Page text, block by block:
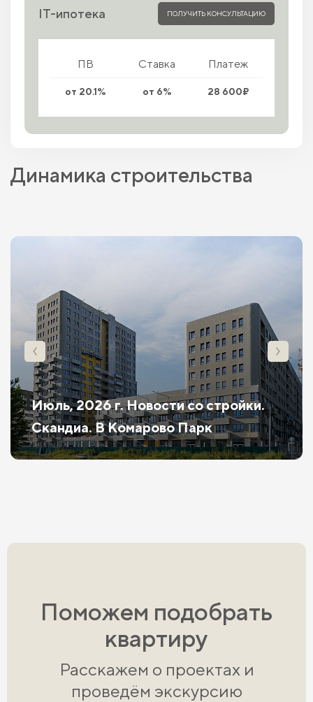
IT-ипотека ПОЛУЧИТЬ КОНСУЛЬТАЦИЮ
ПВ Ставка Платеж
от 20.1% от 6% 28 600₽
Динамика строительства
Июль, 2026 г. Новости со стройки.
Скандиа. В Комарово Парк
Поможем подобрать
квартиру
Расскажем о проектах и
проведём экскурсию